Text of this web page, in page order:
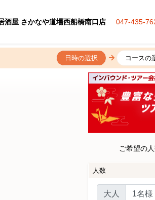
酒屋 さかなや道場西船橋南口店 047-435-
日時の選択 コースの
ご希望の
人数
大人